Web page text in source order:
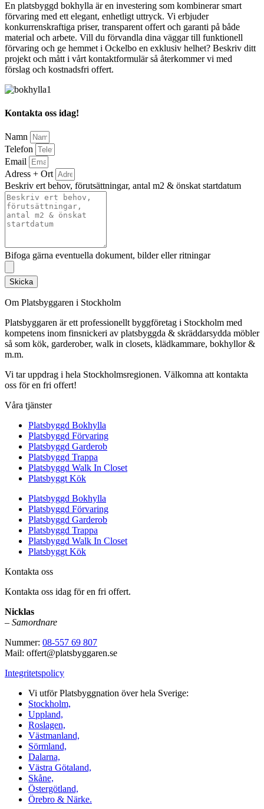
En platsbyggd bokhylla är en investering som kombinerar smart
förvaring med ett elegant, enhetligt uttryck. Vi erbjuder
konkurrenskraftiga priser, transparent offert och garanti på både
material och arbete. Vill du förvandla dina väggar till funktionell
förvaring och ge hemmet i Ockelbo en exklusiv helhet? Beskriv ditt
projekt och mått i vårt kontaktformulär så återkommer vi med
förslag och kostnadsfri offert.
Kontakta oss idag!
Namn
Telefon
Email
Adress + Ort
Beskriv ert behov, förutsättningar, antal m2 & önskat startdatum
Bifoga gärna eventuella dokument, bilder eller ritningar
Skicka
Om Platsbyggaren i Stockholm
Platsbyggaren är ett professionellt byggföretag i Stockholm med
kompetens inom finsnickeri av platsbyggda & skräddarsydda möbler
så som kök, garderober, walk in closets, klädkammare, bokhyllor &
m.m.
Vi tar uppdrag i hela Stockholmsregionen. Välkomna att kontakta
oss för en fri offert!
Våra tjänster
Platsbyggd Bokhylla
Platsbyggd Förvaring
Platsbyggd Garderob
Platsbyggd Trappa
Platsbyggd Walk In Closet
Platsbyggt Kök
Platsbyggd Bokhylla
Platsbyggd Förvaring
Platsbyggd Garderob
Platsbyggd Trappa
Platsbyggd Walk In Closet
Platsbyggt Kök
Kontakta oss
Kontakta oss idag för en fri offert.
Nicklas
– Samordnare
Nummer: 08-557 69 807
Mail: offert@platsbyggaren.se
Integritetspolicy
Vi utför Platsbyggnation över hela Sverige:
Stockholm,
Uppland,
Roslagen,
Västmanland,
Sörmland,
Dalarna,
Västra Götaland,
Skåne,
Östergötland,
Örebro & Närke.